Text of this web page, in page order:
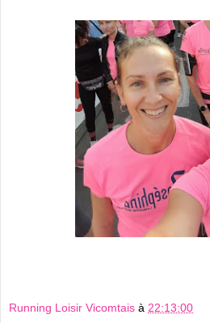
Running Loisir Vicomtais à 22:13:00